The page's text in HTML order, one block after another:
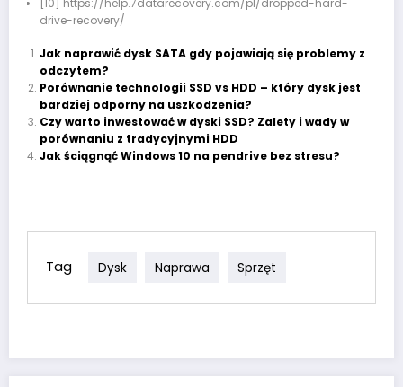
[10] https://help.7datarecovery.com/pl/dropped-hard-
drive-recovery/
Jak naprawić dysk SATA gdy pojawiają się problemy z
odczytem?
Porównanie technologii SSD vs HDD – który dysk jest
bardziej odporny na uszkodzenia?
Czy warto inwestować w dyski SSD? Zalety i wady w
porównaniu z tradycyjnymi HDD
Jak ściągnąć Windows 10 na pendrive bez stresu?
Tag Dysk Naprawa Sprzęt